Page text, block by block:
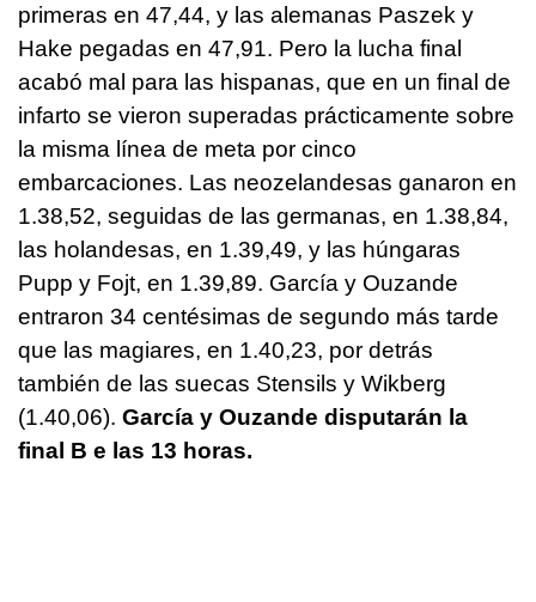
primeras en 47,44, y las alemanas Paszek y
Hake pegadas en 47,91. Pero la lucha final
acabó mal para las hispanas, que en un final de
infarto se vieron superadas prácticamente sobre
la misma línea de meta por cinco
embarcaciones. Las neozelandesas ganaron en
1.38,52, seguidas de las germanas, en 1.38,84,
las holandesas, en 1.39,49, y las húngaras
Pupp y Fojt, en 1.39,89. García y Ouzande
entraron 34 centésimas de segundo más tarde
que las magiares, en 1.40,23, por detrás
también de las suecas Stensils y Wikberg
(1.40,06). García y Ouzande disputarán la
final B e las 13 horas.